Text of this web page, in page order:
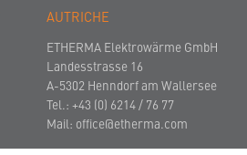
AUTRICHE
ETHERMA Elektrowärme GmbH
Landesstrasse 16
A-5302 Henndorf am Wallersee
Tel.: +43 (0) 6214 / 76 77
Mail: office@etherma.com